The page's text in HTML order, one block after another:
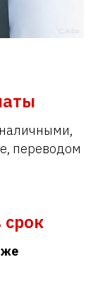
наличными,
переводом